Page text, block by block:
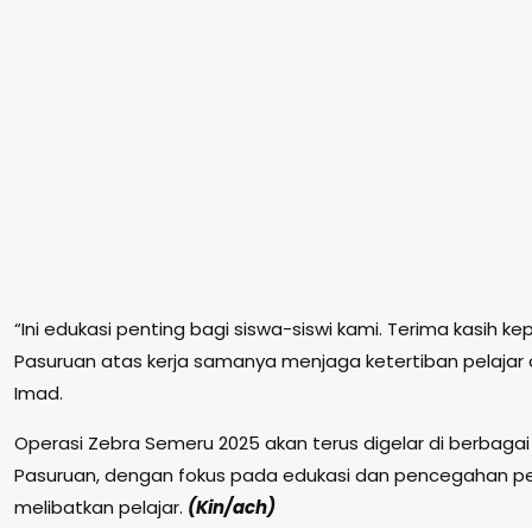
“Ini edukasi penting bagi siswa-siswi kami. Terima kasih
Pasuruan atas kerja samanya menjaga ketertiban pelajar
Imad.
Operasi Zebra Semeru 2025 akan terus digelar di
Pasuruan, dengan fokus pada edukasi dan pencegahan
melibatkan pelajar. (Kin/ach)